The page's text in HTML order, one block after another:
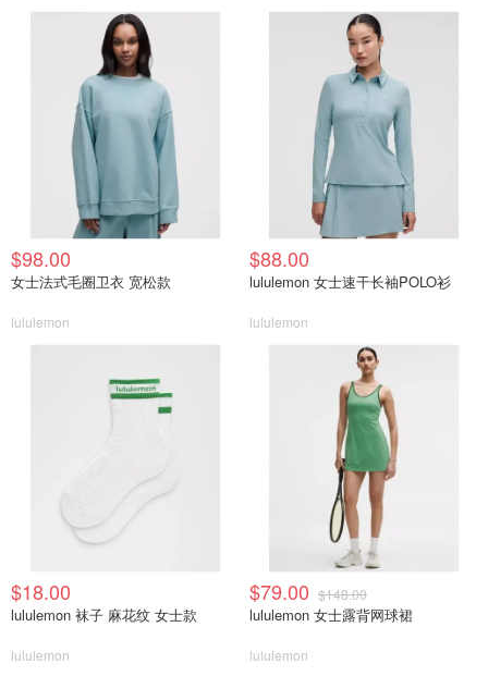
$98.00
女士法式毛圈卫衣 宽松款
lululemon
$88.00
lululemon 女士速干长袖POLO衫
lululemon
$18.00
lululemon 袜子 麻花纹 女士款
lululemon
$79.00 $148.00
lululemon 女士露背网球裙
lululemon